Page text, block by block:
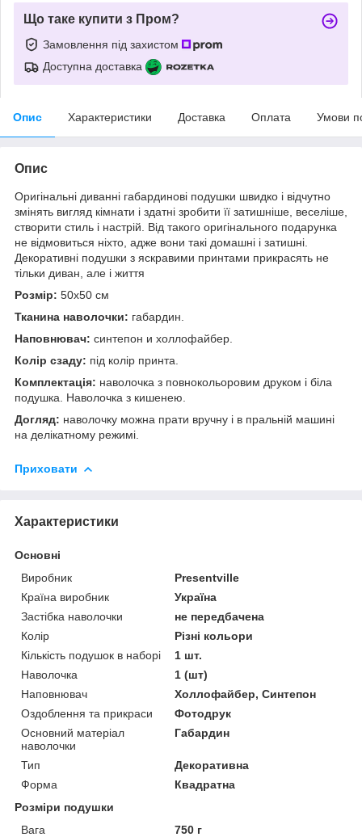
Що таке купити з Пром?
Замовлення під захистом
Доступна доставка
Опис Характеристики Доставка Оплата Умови
Опис
Оригінальні диванні габардинові подушки швидко і відчутно
змінять вигляд кімнати і здатні зробити її затишніше, веселіше,
створити стиль і настрій. Від такого оригінального подарунка
не відмовиться ніхто, адже вони такі домашні і затишні.
Декоративні подушки з яскравими принтами прикрасять не
тільки диван, але і життя
Розмір: 50x50 см
Тканина наволочки: габардин.
Наповнювач: синтепон и холлофайбер.
Колір сзаду: під колір принта.
Комплектація: наволочка з повнокольоровим друком і біла
подушка. Наволочка з кишенею.
Догляд: наволочку можна прати вручну і в пральній машині
на делікатному режимі.
Приховати
Характеристики
Основні
Виробник
Presentville
Країна виробник
Україна
Застібка наволочки
не передбачена
Колір
Різні кольори
Кількість подушок в наборі
1 шт.
Наволочка
1 (шт)
Наповнювач
Холлофайбер, Синтепон
Оздоблення та прикраси
Фотодрук
Основний матеріал
наволочки
Габардин
Тип
Декоративна
Форма
Квадратна
Розміри подушки
Вага
750 г